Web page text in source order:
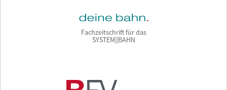
Fachzeitschrift für das
SYSTEM||BAHN